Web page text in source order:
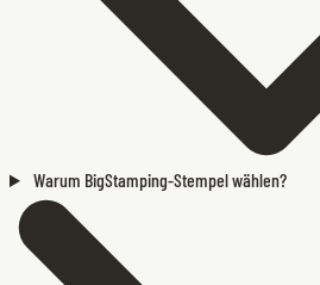
Warum BigStamping-Stempel wählen?